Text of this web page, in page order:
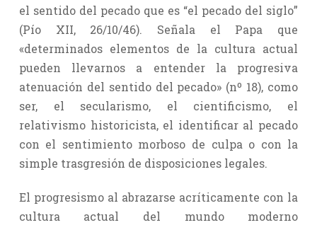
el sentido del pecado que es “el pecado del siglo”
(Pío XII, 26/10/46). Señala el Papa que
«determinados elementos de la cultura actual
pueden llevarnos a entender la progresiva
atenuación del sentido del pecado» (nº 18), como
ser, el secularismo, el cientificismo, el
relativismo historicista, el identificar al pecado
con el sentimiento morboso de culpa o con la
simple trasgresión de disposiciones legales.
El progresismo al abrazarse acríticamente con la
cultura actual del mundo moderno